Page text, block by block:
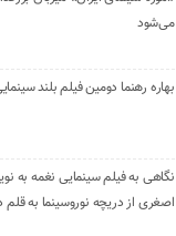
می‌شود
بهاره رهنما دومین فیلم بلند
نگاهی به فیلم سینمایی نغمه به
اصغری از دریچه نوروسینما به